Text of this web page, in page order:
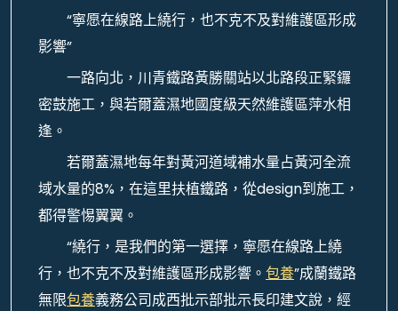
“寧愿在線路上繞行，也不克不及對維護區形成
影響”
一路向北，川青鐵路黃勝關站以北路段正緊鑼
密鼓施工，與若爾蓋濕地國度級天然維護區萍水相
逢。
若爾蓋濕地每年對黃河道域補水量占黃河全流
域水量的8%，在這里扶植鐵路，從design到施工，
都得警惕翼翼。
“繞行，是我們的第一選擇，寧愿在線路上繞
行，也不克不及對維護區形成影響。 包養”成蘭鐵路
無限包養義務公司成西批示部批示長印建文說，經